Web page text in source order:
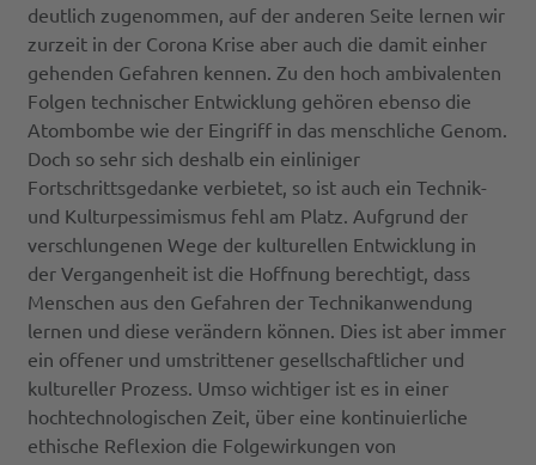
deutlich zugenommen, auf der anderen Seite lernen wir
zurzeit in der Corona Krise aber auch die damit einher
gehenden Gefahren kennen. Zu den hoch ambivalenten
Folgen technischer Entwicklung gehören ebenso die
Atombombe wie der Eingriff in das menschliche Genom.
Doch so sehr sich deshalb ein einliniger
Fortschrittsgedanke verbietet, so ist auch ein Technik-
und Kulturpessimismus fehl am Platz. Aufgrund der
verschlungenen Wege der kulturellen Entwicklung in
der Vergangenheit ist die Hoffnung berechtigt, dass
Menschen aus den Gefahren der Technikanwendung
lernen und diese verändern können. Dies ist aber immer
ein offener und umstrittener gesellschaftlicher und
kultureller Prozess. Umso wichtiger ist es in einer
hochtechnologischen Zeit, über eine kontinuierliche
ethische Reflexion die Folgewirkungen von